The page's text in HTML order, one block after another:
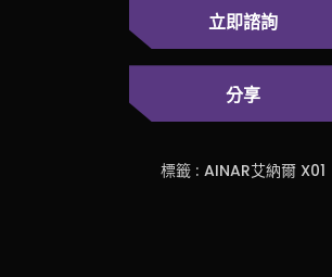
立即諮詢
分享
標籤 : AINAR艾納爾 X01